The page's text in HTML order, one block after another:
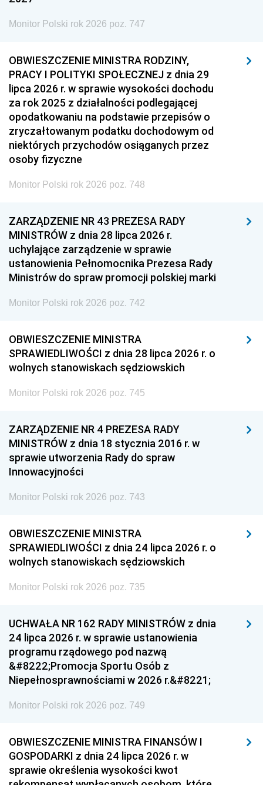
Monitor Polski rok 2026 poz. 747
OBWIESZCZENIE MINISTRA RODZINY,
PRACY I POLITYKI SPOŁECZNEJ z dnia 29
lipca 2026 r. w sprawie wysokości dochodu
za rok 2025 z działalności podlegającej
opodatkowaniu na podstawie przepisów o
zryczałtowanym podatku dochodowym od
niektórych przychodów osiąganych przez
osoby fizyczne
Monitor Polski rok 2026 poz. 748
ZARZĄDZENIE NR 43 PREZESA RADY
MINISTRÓW z dnia 28 lipca 2026 r.
uchylające zarządzenie w sprawie
ustanowienia Pełnomocnika Prezesa Rady
Ministrów do spraw promocji polskiej marki
Monitor Polski rok 2026 poz. 742
OBWIESZCZENIE MINISTRA
SPRAWIEDLIWOŚCI z dnia 28 lipca 2026 r. o
wolnych stanowiskach sędziowskich
Monitor Polski rok 2026 poz. 745
ZARZĄDZENIE NR 4 PREZESA RADY
MINISTRÓW z dnia 18 stycznia 2016 r. w
sprawie utworzenia Rady do spraw
Innowacyjności
Monitor Polski rok 2026 poz. 743
OBWIESZCZENIE MINISTRA
SPRAWIEDLIWOŚCI z dnia 24 lipca 2026 r. o
wolnych stanowiskach sędziowskich
Monitor Polski rok 2026 poz. 735
UCHWAŁA NR 162 RADY MINISTRÓW z dnia
24 lipca 2026 r. w sprawie ustanowienia
programu rządowego pod nazwą
&#8222;Promocja Sportu Osób z
Niepełnosprawnościami w 2026 r.&#8221;
Monitor Polski rok 2026 poz. 749
OBWIESZCZENIE MINISTRA FINANSÓW I
GOSPODARKI z dnia 24 lipca 2026 r. w
sprawie określenia wysokości kwot